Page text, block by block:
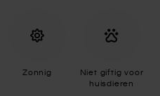
Zonnig
Niet giftig voor
huisdieren